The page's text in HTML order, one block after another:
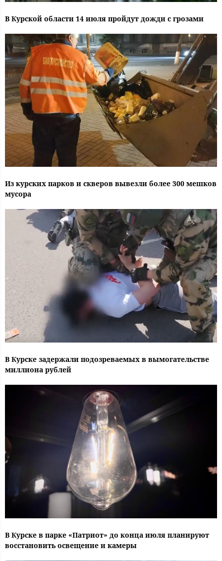
В Курской области 14 июля пройдут дожди с грозами
Из курских парков и скверов вывезли более 300 мешков
мусора
В Курске задержали подозреваемых в вымогательстве
миллиона рублей
В Курске в парке «Патриот» до конца июля планируют
восстановить освещение и камеры